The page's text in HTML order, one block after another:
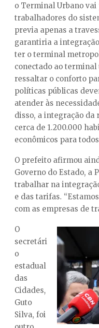
o Terminal Urbano
trabalhadores do
previa apenas a
garantiria a
ter o terminal
conectado ao
ressaltar o conforto
políticas públicas
atender às
disso, a integração da
cerca de 1.200.000
econômicos para
O prefeito afirmou
Governo do Estado, a
trabalhar na
e das tarifas.
com as empresas de
O
secretári
o
estadual
das
Cidades,
Guto
Silva, foi